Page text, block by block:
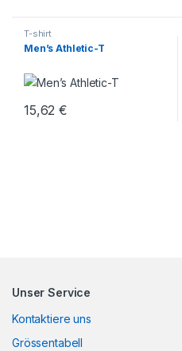
T-shirt
Men’s Athletic-T
15,62€
Unser Service
Kontaktiere uns
Grössentabell